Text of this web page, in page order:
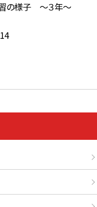
の様子 ～３年～